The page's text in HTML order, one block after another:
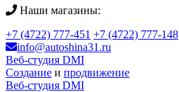
Наши магазины:
+7 (4722) 777-451 +7 (4722) 777-148
info@autoshina31.ru
Веб-студия DMI
Создание и продвижение
Веб-студия DMI